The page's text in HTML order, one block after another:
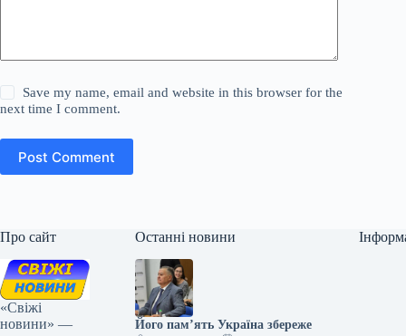
Save my name, email and website in this browser for the
next time I comment.
Post Comment
Про сайт
«Свіжі
новини» —
Останні новини
Його пам’ять Україна збереже